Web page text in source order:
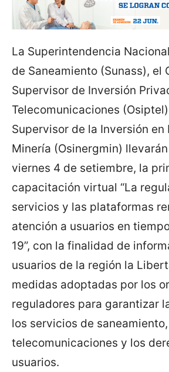
La Superintendencia
de Saneamiento (Sunass), el
Supervisor de Inversión
Telecomunicaciones
Supervisor de la Inversión en
Minería (Osinergmin)
viernes 4 de setiembre, la
capacitación virtual “La
servicios y las plataformas
atención a usuarios en
19”, con la finalidad de
usuarios de la región la
medidas adoptadas por los
reguladores para garantizar
los servicios de
telecomunicaciones y los
usuarios.